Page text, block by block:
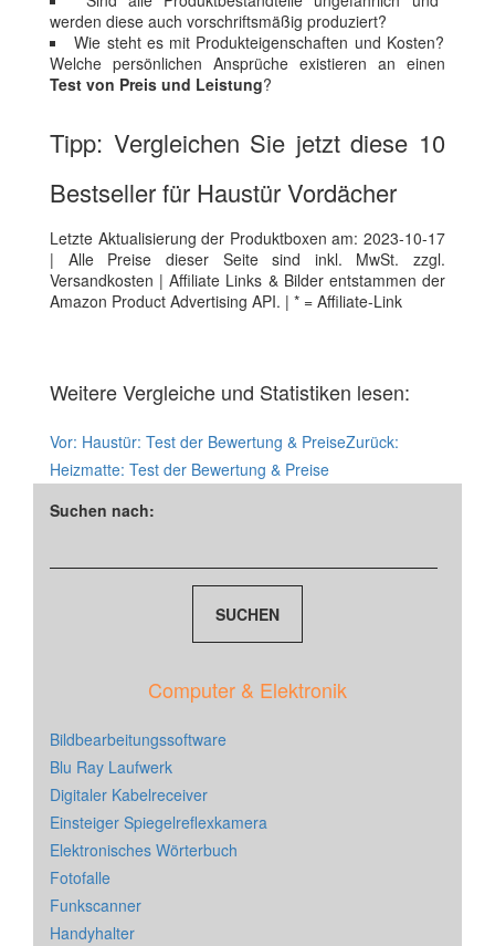
werden diese auch vorschriftsmäßig produziert?
Wie steht es mit Produkteigenschaften und Kosten?
Welche persönlichen Ansprüche existieren an einen
Test von Preis und Leistung?
Tipp: Vergleichen Sie jetzt diese 10
Bestseller für Haustür Vordächer
Letzte Aktualisierung der Produktboxen am: 2023-10-17
| Alle Preise dieser Seite sind inkl. MwSt. zzgl.
Versandkosten | Affiliate Links & Bilder entstammen der
Amazon Product Advertising API. | * = Affiliate-Link
Weitere Vergleiche und Statistiken lesen:
Vor: Haustür: Test der Bewertung & PreiseZurück:
Heizmatte: Test der Bewertung & Preise
Suchen nach:
Computer & Elektronik
Bildbearbeitungssoftware
Blu Ray Laufwerk
Digitaler Kabelreceiver
Einsteiger Spiegelreflexkamera
Elektronisches Wörterbuch
Fotofalle
Funkscanner
Handyhalter